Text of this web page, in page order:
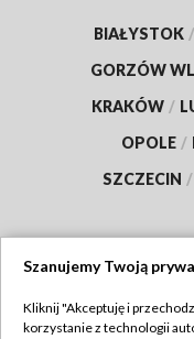
BIAŁYSTOK /
GORZÓW
KRAKÓW /
OPOLE /
SZCZECIN /
Szanujemy Twoją
Kliknij "Akceptuję i
korzystanie z technologii